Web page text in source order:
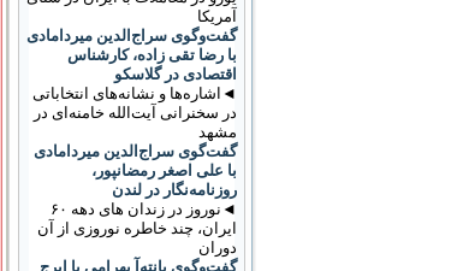
آمریکا
گفت‌وگوی سراج‌الدین میردامادی
با رضا تقی زاده، کارشناس
اقتصادی در گلاسکو
◄اشاره‌ها و نشانه‌های انتخاباتی
در سخنرانی آیت‌الله خامنه‌ای در
مشهد
گفت‌گوی سراج‌الدین میردامادی
با علی اصغر رمضانپور،
روزنامه‌نگار در لندن
◄نوروز در زندان های دهه ۶۰
ایران، چند خاطره نوروزی از آن
دوران
گفت‌وگوی پانته‌آ بهرامی با ایرج